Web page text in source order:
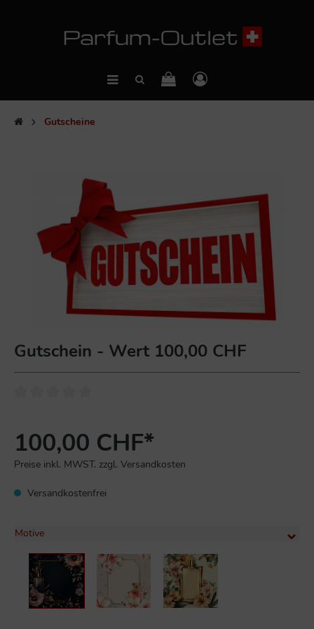
Gutscheine
Gutschein - Wert 100,00 CHF
100,00 CHF*
Preise inkl. MWST. zzgl. Versandkosten
Versandkostenfrei
Motive